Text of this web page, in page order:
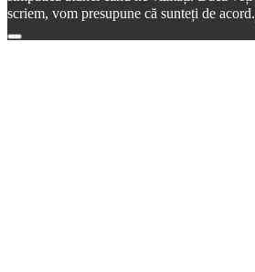
scriem, vom presupune că sunteți de acord.